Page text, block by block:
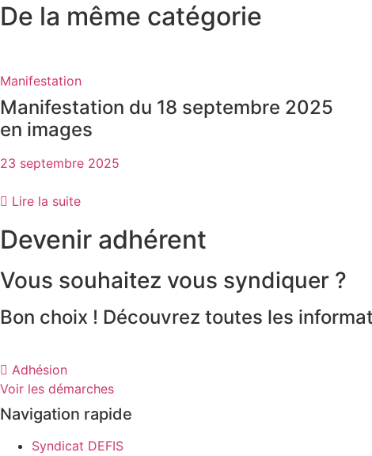
De la même catégorie
Manifestation
Manifestation du 18 septembre 2025
en images
23 septembre 2025
Lire la suite
Devenir adhérent
Vous souhaitez vous syndiquer ?
Bon choix ! Découvrez toutes les
Adhésion
Voir les démarches
Navigation rapide
Syndicat DEFIS